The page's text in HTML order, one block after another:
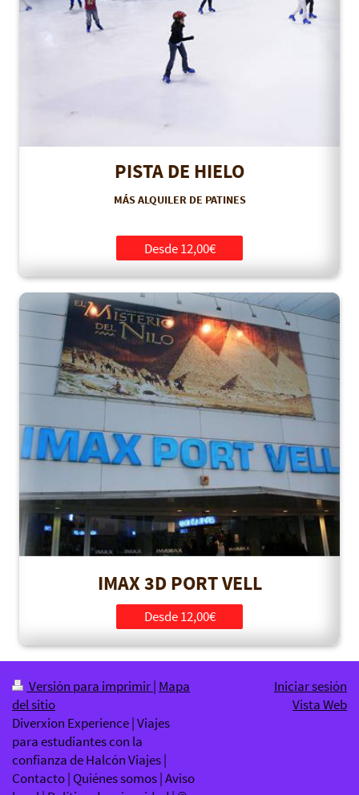
PISTA DE HIELO
MÁS ALQUILER DE PATINES
Desde 12,00€
IMAX 3D PORT VELL
Desde 12,00€
Versión para imprimir| Mapa
del sitio
Diverxion Experience | Viajes
para estudiantes con la
confianza de Halcón Viajes |
Contacto | Quiénes somos | Aviso
Iniciar sesión
Vista Web